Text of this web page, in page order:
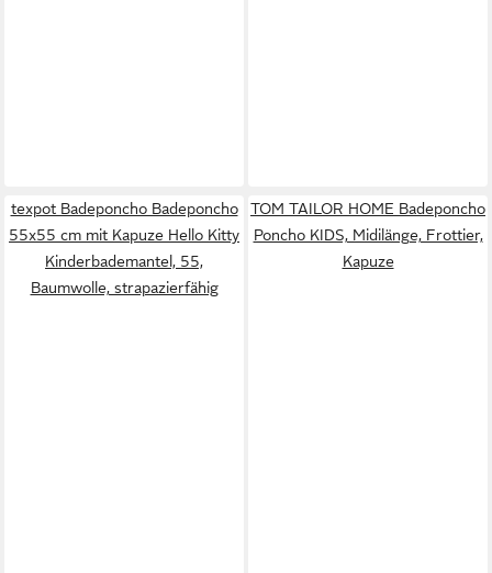
texpot Badeponcho Badeponcho
55x55 cm mit Kapuze Hello Kitty
Kinderbademantel, 55,
Baumwolle, strapazierfähig
TOM TAILOR HOME Badeponcho
Poncho KIDS, Midilänge, Frottier,
Kapuze